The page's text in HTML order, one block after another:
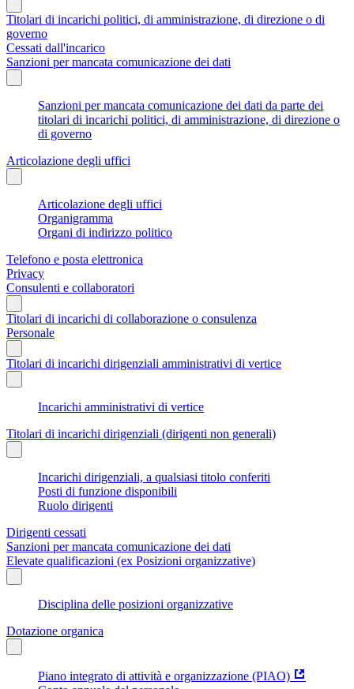
Titolari di incarichi politici, di amministrazione, di direzione o di
governo
Cessati dall'incarico
Sanzioni per mancata comunicazione dei dati
Sanzioni per mancata comunicazione dei dati da parte dei
titolari di incarichi politici, di amministrazione, di direzione o
di governo
Articolazione degli uffici
Articolazione degli uffici
Organigramma
Organi di indirizzo politico
Telefono e posta elettronica
Privacy
Consulenti e collaboratori
Titolari di incarichi di collaborazione o consulenza
Personale
Titolari di incarichi dirigenziali amministrativi di vertice
Incarichi amministrativi di vertice
Titolari di incarichi dirigenziali (dirigenti non generali)
Incarichi dirigenziali, a qualsiasi titolo conferiti
Posti di funzione disponibili
Ruolo dirigenti
Dirigenti cessati
Sanzioni per mancata comunicazione dei dati
Elevate qualificazioni (ex Posizioni organizzative)
Disciplina delle posizioni organizzative
Dotazione organica
Piano integrato di attività e organizzazione (PIAO)